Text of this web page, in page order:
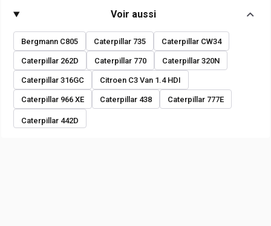
Voir aussi
Bergmann C805 Caterpillar 735 Caterpillar CW34
Caterpillar 262D Caterpillar 770 Caterpillar 320N
Caterpillar 316GC Citroen C3 Van 1.4 HDI
Caterpillar 966 XE Caterpillar 438 Caterpillar 777E
Caterpillar 442D